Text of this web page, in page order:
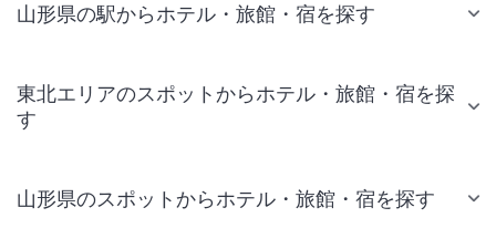
山形県の駅からホテル・旅館・宿を探す
東北エリアのスポットからホテル・旅館・宿を探
す
山形県のスポットからホテル・旅館・宿を探す